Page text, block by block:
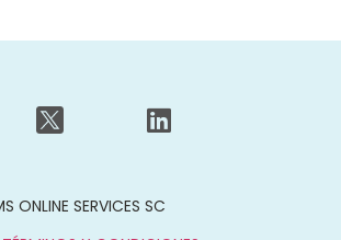
SERVICES SC